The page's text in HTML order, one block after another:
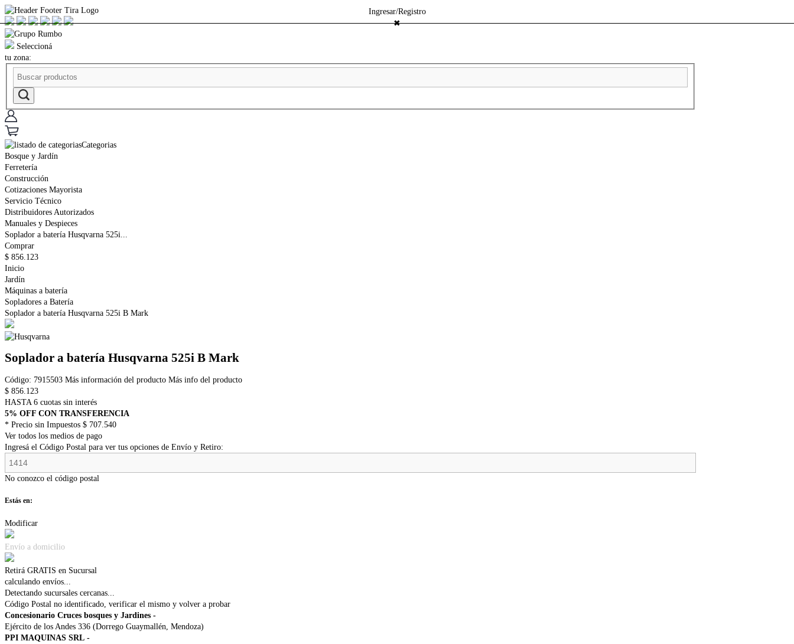
Seleccioná
tu zona:
Categorias
Bosque y Jardín
Ferretería
Construcción
Cotizaciones Mayorista
Servicio Técnico
Distribuidores Autorizados
Manuales y Despieces
Soplador a batería Husqvarna 525i...
Comprar
$ 856.123
Inicio
Jardín
Máquinas a batería
Sopladores a Batería
Soplador a batería Husqvarna 525i B Mark
Soplador a batería Husqvarna 525i B Mark
Código: 7915503 Más información del producto Más info del producto
$ 856.123
HASTA 6 cuotas sin interés
5% OFF CON TRANSFERENCIA
* Precio sin Impuestos $ 707.540
Ver todos los medios de pago
Ingresá el Código Postal para ver tus opciones de Envío y Retiro:
No conozco el código postal
Estás en:
Modificar
Envío a domicilio
Retirá GRATIS en Sucursal
calculando envíos...
Detectando sucursales cercanas...
Código Postal no identificado, verificar el mismo y volver a probar
Concesionario Cruces bosques y Jardines -
Ejército de los Andes 336 (Dorrego Guaymallén, Mendoza)
PPI MAQUINAS SRL -
Ingresar/Registro
✖